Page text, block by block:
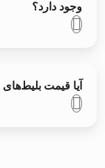
وجود دارد؟
آیا قیمت